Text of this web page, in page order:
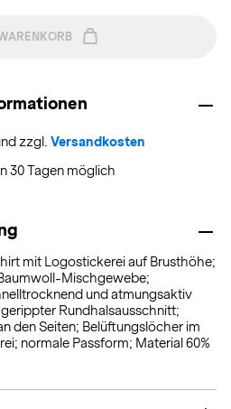
zzgl. Versandkosten
30 Tagen möglich
mit Logostickerei auf Brusthöhe;
Mischgewebe;
und atmungsaktiv
Rundhalsausschnitt;
den Seiten; Belüftungslöcher im
normale Passform; Material 60%